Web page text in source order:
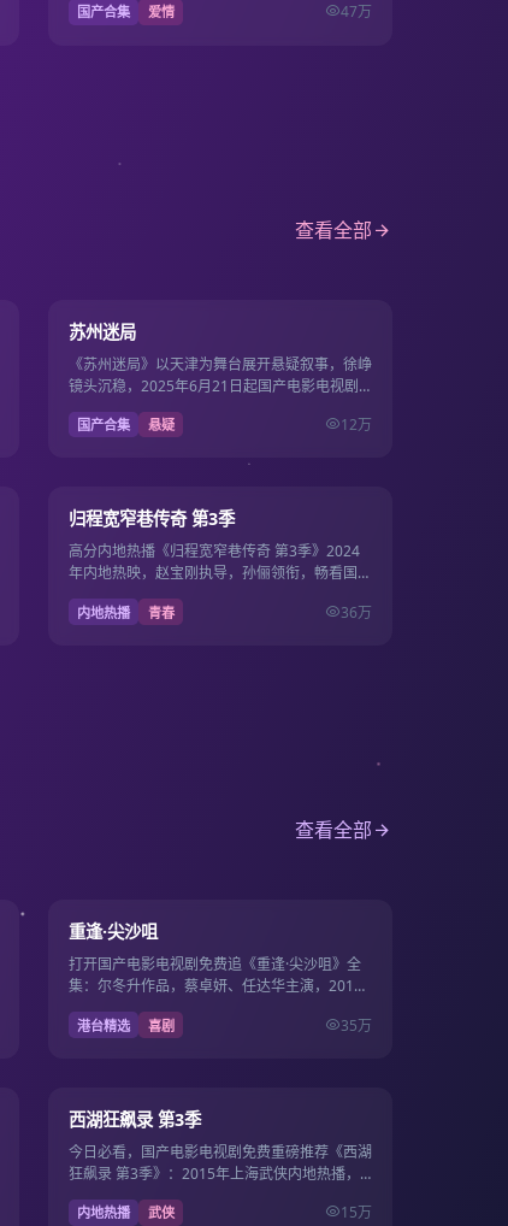
国产合集 爱情 47万
查看全部
8.1
苏州迷局
《苏州迷局》以天津为舞台展开悬疑叙事，徐峥
镜头沉稳，2025年6月21日起国产电影电视剧
免费免费畅看22集·单集约41分钟。
国产合集 悬疑 12万
7.2
归程宽窄巷传奇 第3季
高分内地热播《归程宽窄巷传奇 第3季》2024
年内地热映，赵宝刚执导，孙俪领衔，畅看国产
电影电视剧免费，1080P流畅在线，影剧双线一
站畅看。
内地热播 青春 36万
查看全部
9.5
重逢·尖沙咀
打开国产电影电视剧免费追《重逢·尖沙咀》全
集：尔冬升作品，蔡卓妍、任达华主演，2013
年6月6日更新，国产影视免费高清连播不卡
顿。
港台精选 喜剧 35万
9.4
西湖狂飙录 第3季
今日必看，国产电影电视剧免费重磅推荐《西湖
狂飙录 第3季》：2015年上海武侠内地热播，
导演费振翔，主演周也、杨幂，2015年9月15
日上线国产…
内地热播 武侠 15万